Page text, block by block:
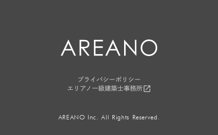
プライバシーポリシー
エリアノ一級建築士事務所launch
AREANO Inc. All Rights Reserved.